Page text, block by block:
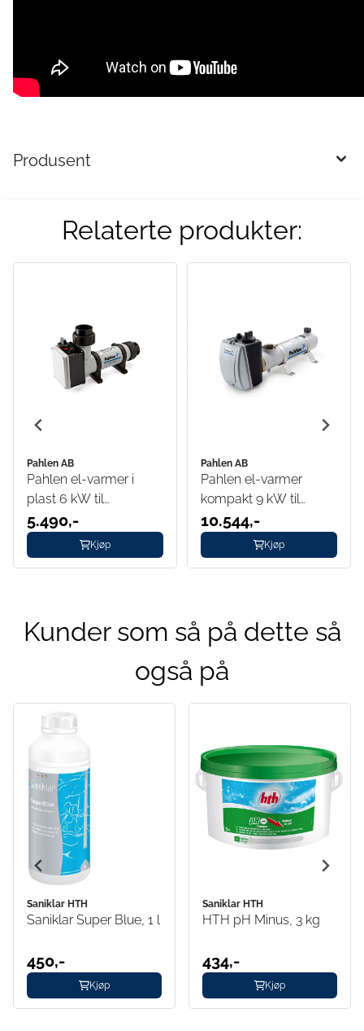
Produsent
Relaterte produkter:
Pahlen AB
Pahlen el-varmer i
plast 6 kW til
svømmebasseng
5.490,-
Kjøp
Pahlen AB
Pahlen el-varmer
kompakt 9 kW til
svømmebasseng
10.544,-
Kjøp
Kunder som så på dette så
også på
Saniklar HTH
Saniklar Super Blue, 1 l
450,-
Kjøp
Saniklar HTH
HTH pH Minus, 3 kg
434,-
Kjøp